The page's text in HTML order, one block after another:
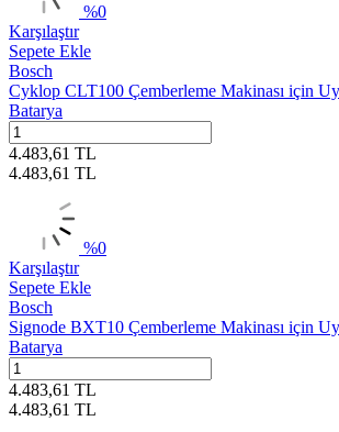
%0
Karşılaştır
Sepete Ekle
Bosch
Cyklop CLT100 Çemberleme Makinası için
Batarya
4.483,61 TL
4.483,61 TL
%0
Karşılaştır
Sepete Ekle
Bosch
Signode BXT10 Çemberleme Makinası için
Batarya
4.483,61 TL
4.483,61 TL